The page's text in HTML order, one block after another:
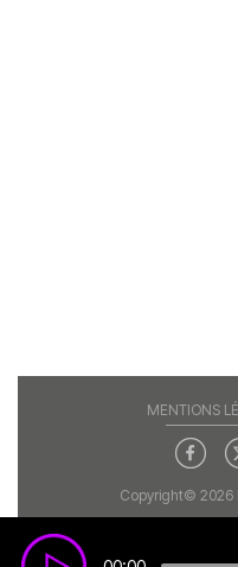
MENTIONS
Copyright© 2026